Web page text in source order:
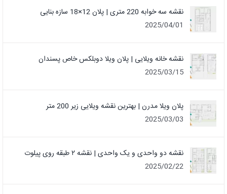
نقشه سه خوابه 220 متری | پلان 12×18 سازه بنایی
2025/04/01
نقشه خانه ویلایی | پلان ویلا دوبلکس خاص پسندان
2025/03/15
پلان ویلا مدرن | بهترین نقشه ویلایی زیر 200 متر
2025/03/03
نقشه دو واحدی و یک واحدی | نقشه ۲ طبقه روی پیلوت
2025/02/22